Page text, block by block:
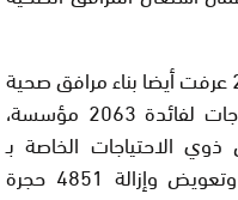
وأضاف أن الفترة ما بين 2022 و2026 عرفت أيضا بناء مرافق صحية
بـ3345 مؤسسة، وإنجاز أسوار وسياجات لفائدة 2063 مؤسسة،
الاحتياجات الخاصة بـ
5100 مؤسسة من أصل 12 ألفا، وتعويض وإزالة 4851 حجرة